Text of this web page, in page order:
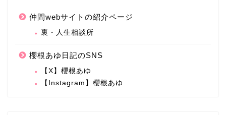
仲間webサイトの紹介ページ
裏・人生相談所
櫻根あゆ日記のSNS
【X】櫻根あゆ
【Instagram】櫻根あゆ